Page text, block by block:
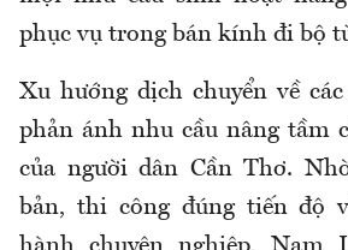
phục vụ trong bán kính đi bộ
Xu hướng dịch chuyển về
phản ánh nhu cầu nâng tầm
của người dân Cần Thơ.
bản, thi công đúng tiến độ